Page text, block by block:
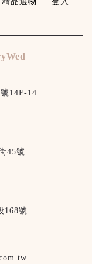
14F-14
45號
168號